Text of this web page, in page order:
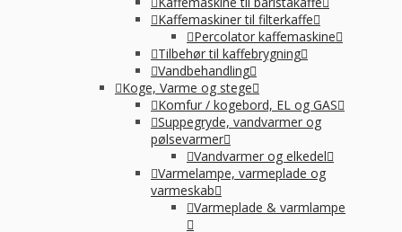
Kaffemaskiner til filterkaffe
Percolator kaffemaskine
Tilbehør til kaffebrygning
Vandbehandling
Koge, Varme og stege
Komfur / kogebord, EL og GAS
Suppegryde, vandvarmer og
pølsevarmer
Vandvarmer og elkedel
Varmelampe, varmeplade og
varmeskab
Varmeplade & varmlampe